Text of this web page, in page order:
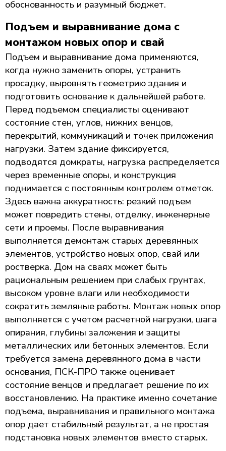
обоснованность и разумный бюджет.
Подъем и выравнивание дома с
монтажом новых опор и свай
Подъем и выравнивание дома применяются,
когда нужно заменить опоры, устранить
просадку, выровнять геометрию здания и
подготовить основание к дальнейшей работе.
Перед подъемом специалисты оценивают
состояние стен, углов, нижних венцов,
перекрытий, коммуникаций и точек приложения
нагрузки. Затем здание фиксируется,
подводятся домкраты, нагрузка распределяется
через временные опоры, и конструкция
поднимается с постоянным контролем отметок.
Здесь важна аккуратность: резкий подъем
может повредить стены, отделку, инженерные
сети и проемы. После выравнивания
выполняется демонтаж старых деревянных
элементов, устройство новых опор, свай или
ростверка. Дом на сваях может быть
рациональным решением при слабых грунтах,
высоком уровне влаги или необходимости
сократить земляные работы. Монтаж новых опор
выполняется с учетом расчетной нагрузки, шага
опирания, глубины заложения и защиты
металлических или бетонных элементов. Если
требуется замена деревянного дома в части
основания, ПСК-ПРО также оценивает
состояние венцов и предлагает решение по их
восстановлению. На практике именно сочетание
подъема, выравнивания и правильного монтажа
опор дает стабильный результат, а не простая
подстановка новых элементов вместо старых.